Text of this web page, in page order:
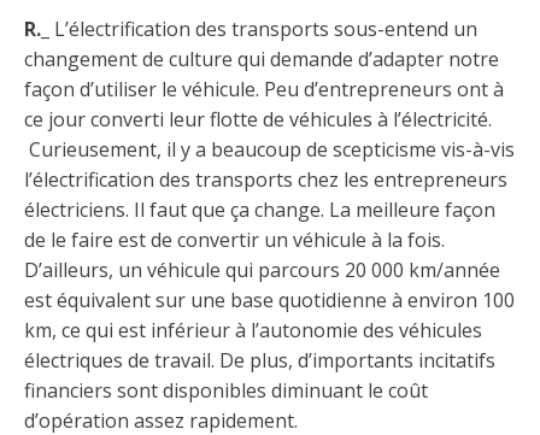
R._ L’électrification des transports sous-entend un
changement de culture qui demande d’adapter notre
façon d’utiliser le véhicule. Peu d’entrepreneurs ont à
ce jour converti leur flotte de véhicules à l’électricité.
Curieusement, il y a beaucoup de scepticisme vis-à-vis
l’électrification des transports chez les entrepreneurs
électriciens. Il faut que ça change. La meilleure façon
de le faire est de convertir un véhicule à la fois.
D’ailleurs, un véhicule qui parcours 20 000 km/année
est équivalent sur une base quotidienne à environ 100
km, ce qui est inférieur à l’autonomie des véhicules
électriques de travail. De plus, d’importants incitatifs
financiers sont disponibles diminuant le coût
d’opération assez rapidement.